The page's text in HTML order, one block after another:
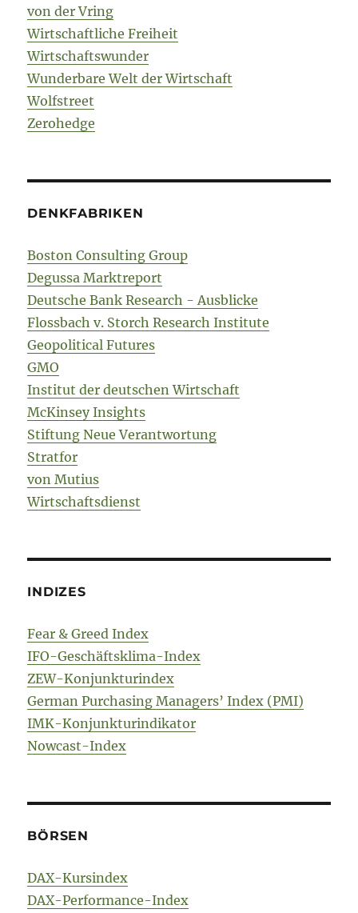
von der Vring
Wirtschaftliche Freiheit
Wirtschaftswunder
Wunderbare Welt der Wirtschaft
Wolfstreet
Zerohedge
DENKFABRIKEN
Boston Consulting Group
Degussa Marktreport
Deutsche Bank Research - Ausblicke
Flossbach v. Storch Research Institute
Geopolitical Futures
GMO
Institut der deutschen Wirtschaft
McKinsey Insights
Stiftung Neue Verantwortung
Stratfor
von Mutius
Wirtschaftsdienst
INDIZES
Fear & Greed Index
IFO-Geschäftsklima-Index
ZEW-Konjunkturindex
German Purchasing Managers’ Index (PMI)
IMK-Konjunkturindikator
Nowcast-Index
BÖRSEN
DAX-Kursindex
DAX-Performance-Index